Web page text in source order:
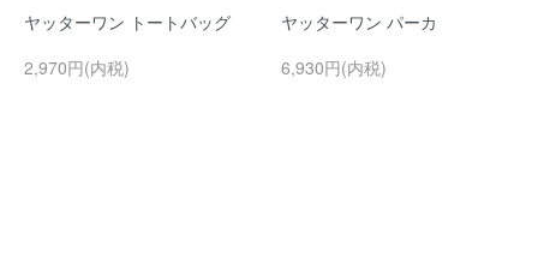
ヤッターワン トートバッグ
2,970円(内税)
ヤッターワン パーカ
6,930円(内税)